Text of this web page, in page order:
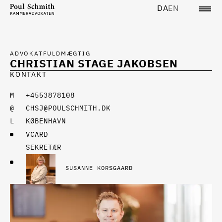
DAEN
CHRISTIAN STAGE JAKOBSEN
ADVOKATFULDMÆGTIG
KONTAKT
+4553878108
CHSJ@POULSCHMITH.DK
KØBENHAVN
VCARD
SEKRETÆR
SUSANNE KORSGAARD